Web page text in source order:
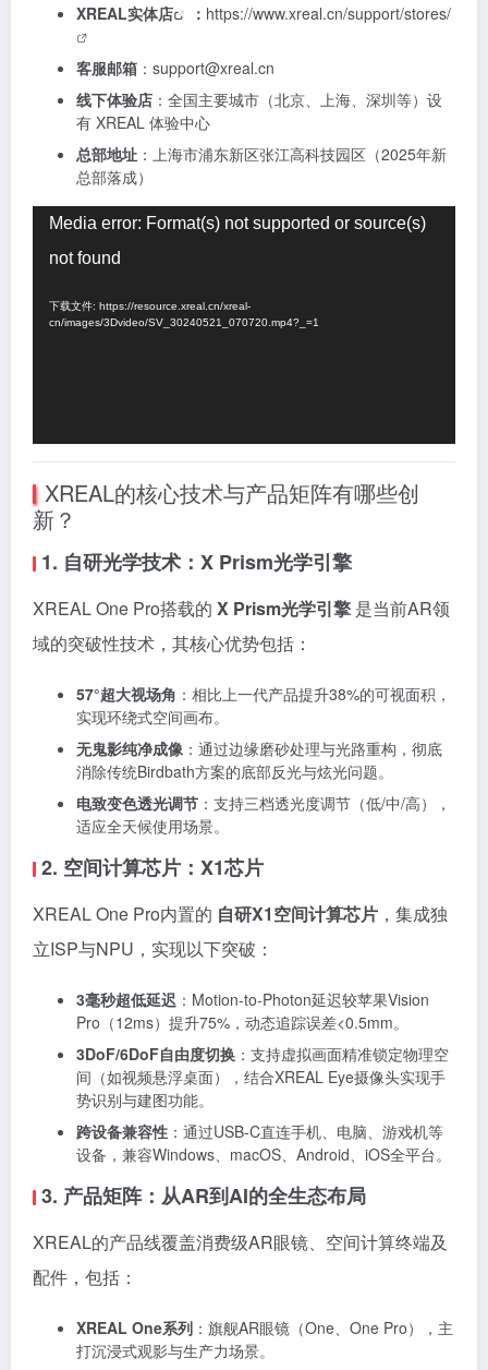
XREAL实体店
： https://www.xreal.cn/support/stores/
客服邮箱 ： support@xreal.cn
线下体验店 ：全国主要城市（北京、上海、深圳等）设
有 XREAL 体验中心
总部地址 ：上海市浦东新区张江高科技园区（2025年新
总部落成）
Media error: Format(s) not supported or source(s)
not found
下载文件: https://resource.xreal.cn/xreal-
cn/images/3Dvideo/SV_30240521_070720.mp4?_=1
XREAL的核心技术与产品矩阵有哪些创
新？
1. 自研光学技术：X Prism光学引擎
XREAL One Pro搭载的 X Prism光学引擎 是当前AR领
域的突破性技术，其核心优势包括：
57°超大视场角 ：相比上一代产品提升38%的可视面积，
实现环绕式空间画布。
无鬼影纯净成像 ：通过边缘磨砂处理与光路重构，彻底
消除传统Birdbath方案的底部反光与炫光问题。
电致变色透光调节 ：支持三档透光度调节（低/中/高），
适应全天候使用场景。
2. 空间计算芯片：X1芯片
XREAL One Pro内置的 自研X1空间计算芯片 ，集成独
立ISP与NPU，实现以下突破：
3毫秒超低延迟 ：Motion-to-Photon延迟较苹果Vision
Pro（12ms）提升75%，动态追踪误差<0.5mm。
3DoF/6DoF自由度切换 ：支持虚拟画面精准锁定物理空
间（如视频悬浮桌面），结合XREAL Eye摄像头实现手
势识别与建图功能。
跨设备兼容性 ：通过USB-C直连手机、电脑、游戏机等
设备，兼容Windows、macOS、Android、iOS全平台。
3. 产品矩阵：从AR到AI的全生态布局
XREAL的产品线覆盖消费级AR眼镜、空间计算终端及
配件，包括：
XREAL One系列 ：旗舰AR眼镜（One、One Pro），主
打沉浸式观影与生产力场景。